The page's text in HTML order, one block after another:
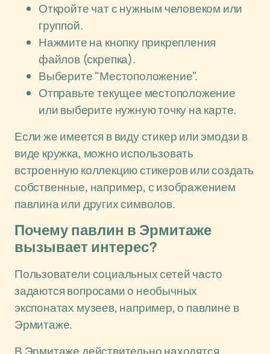
Откройте чат с нужным человеком или
группой.
Нажмите на кнопку прикрепления
файлов (скрепка).
Выберите "Местоположение".
Отправьте текущее местоположение
или выберите нужную точку на карте.
Если же имеется в виду стикер или эмодзи в
виде кружка, можно использовать
встроенную коллекцию стикеров или создать
собственные, например, с изображением
павлина или других символов.
Почему павлин в Эрмитаже
вызывает интерес?
Пользователи социальных сетей часто
задаются вопросами о необычных
экспонатах музеев, например, о павлине в
Эрмитаже.